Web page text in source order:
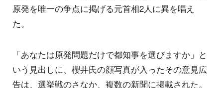
原発を唯一の争点に掲げる元首相2人に異を唱え
た。
「あなたは原発問題だけで都知事を選びますか」と
いう見出しに、櫻井氏の顔写真が入ったその意見広
告は、選挙戦のさなか、複数の新聞に掲載された。